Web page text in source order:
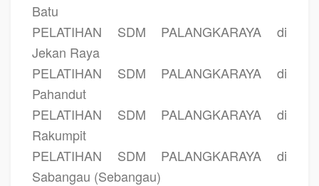
Batu
PELATIHAN SDM PALANGKARAYA di
Jekan Raya
PELATIHAN SDM PALANGKARAYA di
Pahandut
PELATIHAN SDM PALANGKARAYA di
Rakumpit
PELATIHAN SDM PALANGKARAYA di
Sabangau (Sebangau)